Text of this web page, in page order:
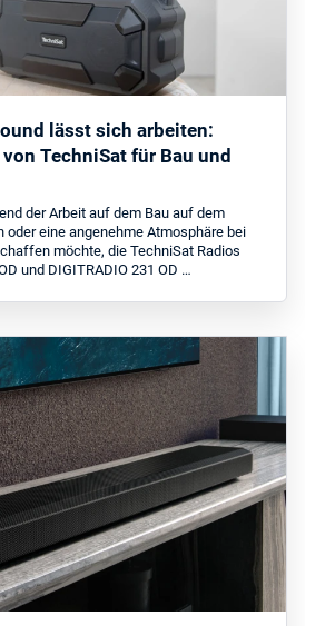
lässt sich arbeiten:
TechniSat für Bau und
der Arbeit auf dem Bau auf dem
oder eine angenehme Atmosphäre bei
möchte, die TechniSat Radios
und DIGITRADIO 231 OD …